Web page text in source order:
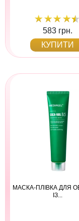
583 грн.
КУПИТИ
МАСКА-ПЛІВКА ДЛЯ
ІЗ...